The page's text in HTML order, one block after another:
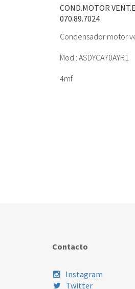
COND.MOTOR
070.89.7024
Condensador motor
Mod.: ASDYCA70AYR1
4mf
Contacto
Instagram
Twitter